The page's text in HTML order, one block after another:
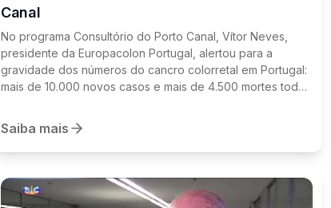
Canal
No programa Consultório do Porto Canal, Vítor Neves,
presidente da Europacolon Portugal, alertou para a
gravidade dos números do cancro colorretal em Portugal:
mais de 10.000 novos casos e mais de 4.500 mortes todos
pode reduzir a mortalidade em mais de 50%. Se detetado
precocemente, este cancro tem uma taxa de cura
superior a 90%. É essencial aumentar a sensibilização e
Europacolon Portugal continuará a lutar para que a
prevenção seja prioridade e para que nenhum doente
Saiba mais